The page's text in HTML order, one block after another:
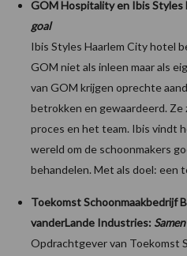
GOM Hospitality en Ibis Styles
goal
Ibis Styles Haarlem City hotel
GOM niet als inleen maar als
van GOM krijgen oprechte
betrokken en gewaardeerd. Ze
proces en het team. Ibis vindt
wereld om de schoonmakers
behandelen. Met als doel: een
Toekomst Schoonmaakbedrijf
vanderLande Industries:
Opdrachtgever van Toekomst